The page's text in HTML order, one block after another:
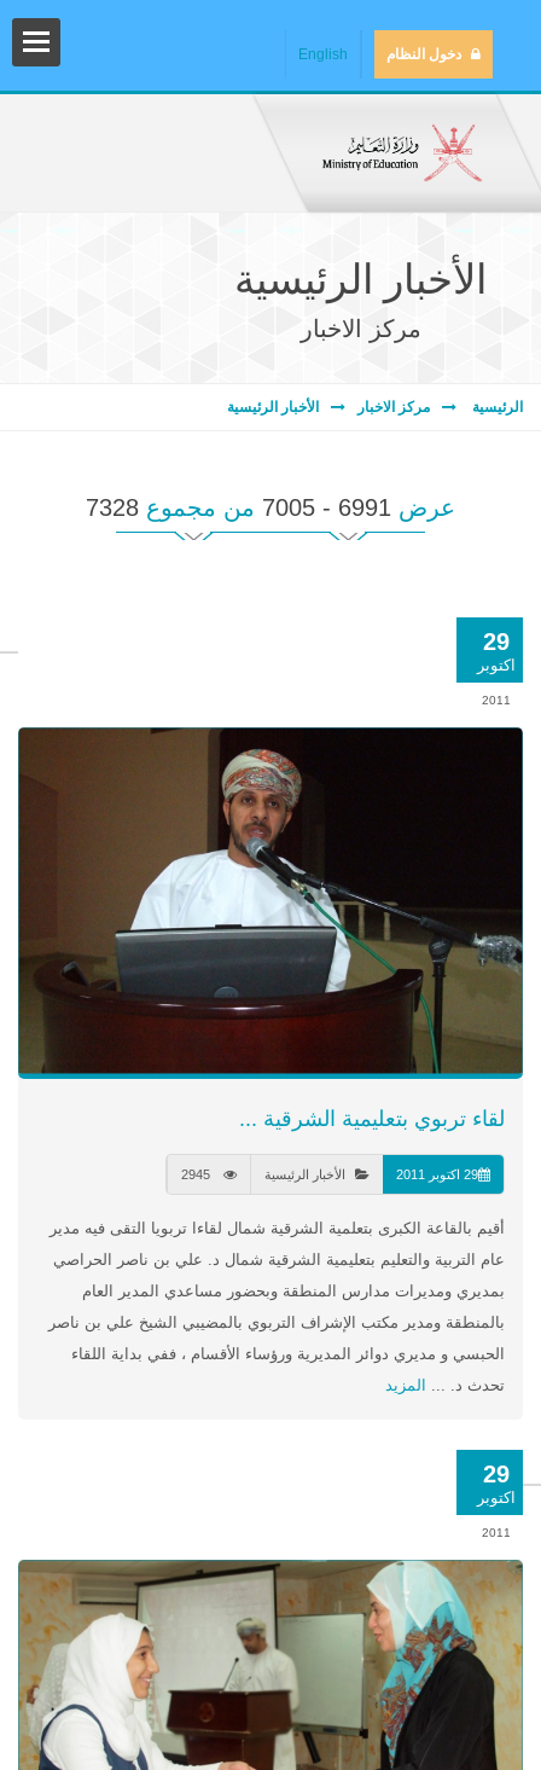
دخول النظام English
الأخبار الرئيسية
مركز الاخبار
الرئيسية مركز الاخبار الأخبار الرئيسية
عرض 6991 - 7005 من مجموع
29
اكتوبر
2011
لقاء تربوي بتعليمية الشرقية ...
29 اكتوبر 2011 الأخبار الرئيسية
أقيم بالقاعة الكبرى بتعلمية الشرقية شمال لقاءا تربويا التقى فيه مدير
عام التربية والتعليم بتعليمية الشرقية شمال د. علي بن ناصر الحراصي
بمديري ومديرات مدارس المنطقة وبحضور مساعدي المدير العام
بالمنطقة ومدير مكتب الإشراف التربوي بالمضيبي الشيخ علي بن ناصر
الحبسي و مديري دوائر المديرية ورؤساء الأقسام ، ففي بداية اللقاء
تحدث د. ... المزيد
29
اكتوبر
2011